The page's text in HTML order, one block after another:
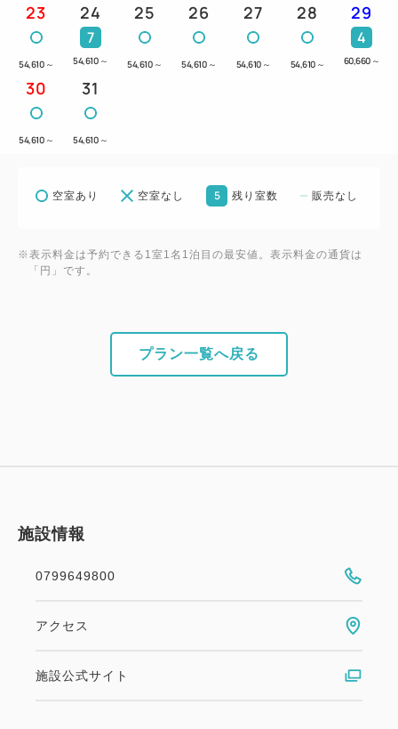
23
54,610 ～
24
7
54,610 ～
25
54,610 ～
26
54,610 ～
27
54,610 ～
28
54,610 ～
29
4
60,660 ～
30
54,610 ～
31
54,610 ～
空室あり 空室なし 5 残り室数 販売なし
※表示料金は予約できる1室1名1泊目の最安値。表示料金の通貨は
「円」です。
プラン一覧へ戻る
施設情報
0799649800
アクセス
施設公式サイト